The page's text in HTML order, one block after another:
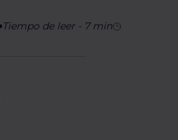
Tiempo de leer- 7min